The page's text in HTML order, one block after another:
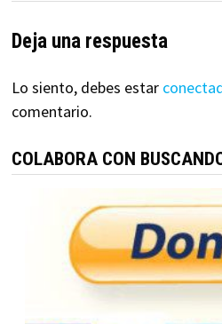
Deja una respuesta
Lo siento, debes estar
comentario.
COLABORA CON